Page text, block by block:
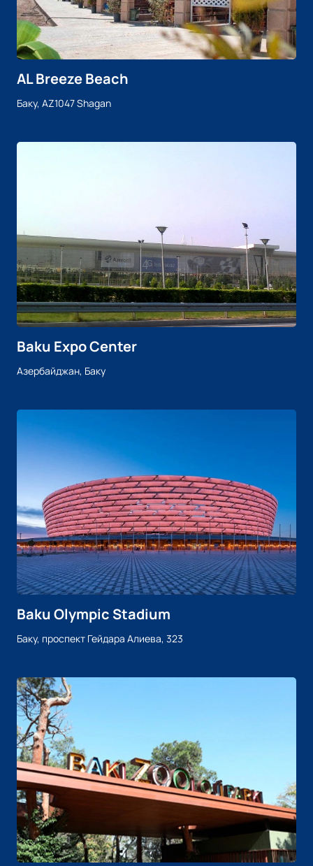
AL Breeze Beach
Баку, AZ1047 Shagan
Baku Expo Center
Азербайджан, Баку
Baku Olympic Stadium
Баку, проспект Гейдара Алиева, 323